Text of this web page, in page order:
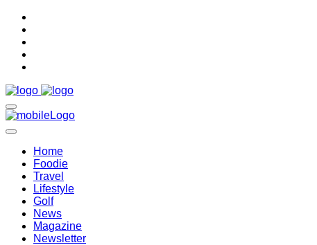
Home
Foodie
Travel
Lifestyle
Golf
News
Magazine
Newsletter